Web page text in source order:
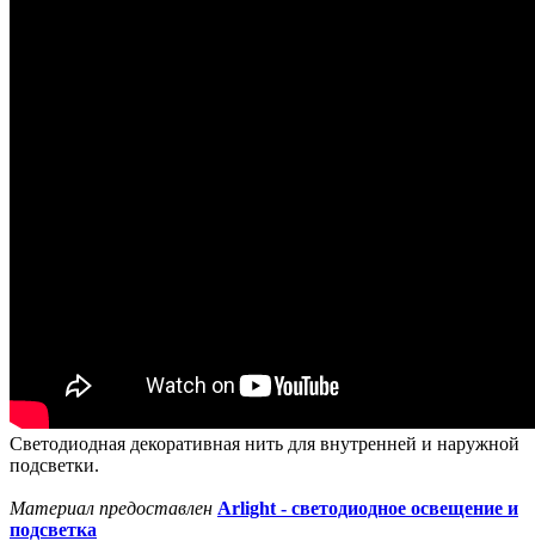
Светодиодная декоративная нить для внутренней и наружной
подсветки.
Материал предоставлен Arlight - светодиодное освещение и
подсветка